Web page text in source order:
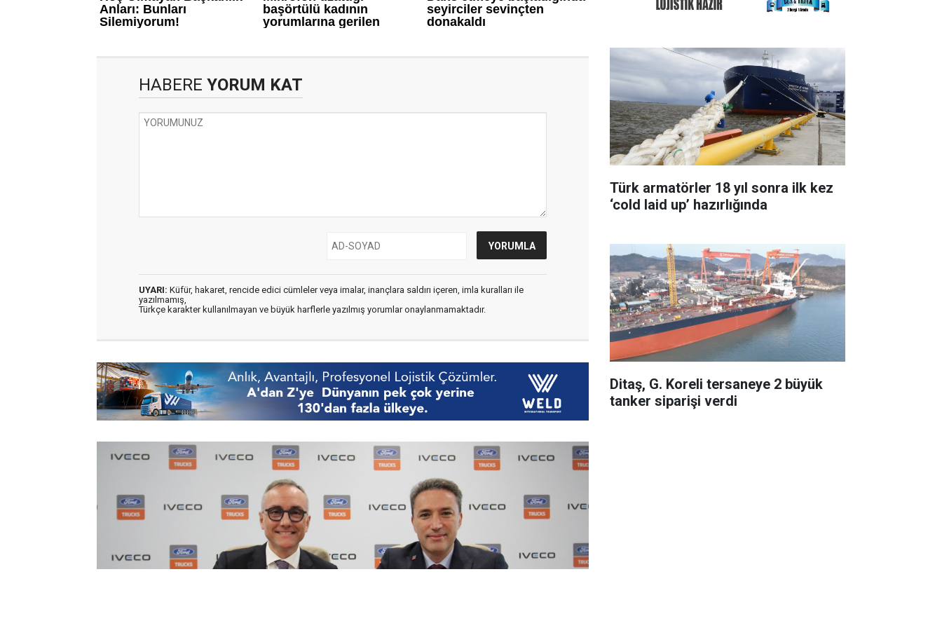
HABERE YORUM KAT
UYARI: Küfür, hakaret, rencide edici cümleler veya imalar, inançlara saldırı içeren, imla kuralları ile
yazılmamış,
Türkçe karakter kullanılmayan ve büyük harflerle yazılmış yorumlar onaylanmamaktadır.
Türk armatörler 18 yıl sonra ilk kez
‘cold laid up’ hazırlığında
Ditaş, G. Koreli tersaneye 2 büyük
tanker siparişi verdi